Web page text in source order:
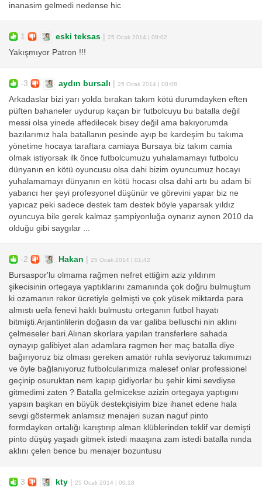
inanasim gelmedi nedense hic
1 eski teksas | 25 Ocak 2014 | 09:02
Yakışmıyor Patron !!!
-3 aydın bursalı | 25 Ocak 2014 | 08:08
Arkadaslar bizi yarı yolda bırakan takım kötü durumdayken eften
püften bahaneler uydurup kaçan bir futbolcuyu bu batalla değil
messi olsa yinede affedilecek bisey değil ama bakıyorumda
bazılarımız hala batallanın pesinde ayıp be kardeşim bu takıma
yönetime hocaya taraftara camiaya Bursaya biz takım camia
olmak istiyorsak ilk önce futbolcumuzu yuhalamamayı futbolcu
dünyanın en kötü oyuncusu olsa dahi bizim oyuncumuz hocayı
yuhalamamayı dünyanın en kötü hocası olsa dahi artı bu adam bi
yabancı her şeyi profesyonel düşünür ve görevini yapar biz ne
yapıcaz peki sadece destek tam destek böyle yaparsak yıldız
oyuncuya bile gerek kalmaz şampiyonluğa oynarız aynen 2010 da
olduğu gibi saygılar ...
-2 Hakan | 25 Ocak 2014 | 01:42
Bursaspor'lu olmama rağmen nefret ettiğim aziz yıldırım
şikecisinin ortegaya yaptıklarını zamanında çok doğru bulmuştum
ki ozamanın rekor ücretiyle gelmişti ve çok yüsek miktarda para
almıstı uefa fenevi haklı bulmustu orteganın futbol hayatı
bitmişti.Arjantinlilerin doğasın da var galiba belluschi nin aklını
çelmeseler bari.Alınan skorlara yapılan transferlere sahada
oynayıp galibiyet alan adamlara ragmen her maç batalla diye
bağırıyoruz biz olması gereken amatör ruhla seviyoruz takımımızı
ve öyle bağlanıyoruz futbolcularımıza malesef onlar professionel
geçinip osuruktan nem kapıp gidiyorlar bu şehir kimi sevdiyse
gitmedimi zaten ? Batalla gelmicekse azizin ortegaya yaptıgını
yapsın başkan en büyük destekçisiyim bize ihanet edene hala
sevgi göstermek anlamsız menajeri suzan naguf pinto
formdayken ortalığı karıştırıp alman klüblerinden teklif var demişti
pinto düşüş yaşadı gitmek istedi maaşına zam istedi batalla nında
aklını çelen bence bu menajer bozuntusu
3 kty | 25 Ocak 2014 | 00:18